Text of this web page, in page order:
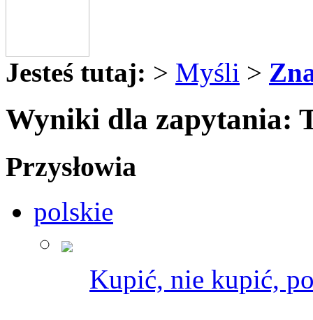
Jesteś tutaj: > Myśli >
Wyniki dla zapytania:
Przysłowia
polskie
Kupić, nie kupić,